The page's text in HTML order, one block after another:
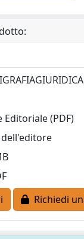
(PDF)
Richiedi